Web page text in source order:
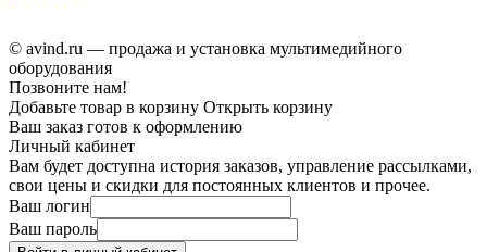
© avind.ru — продажа и установка мультимедийного
оборудования
Позвоните нам!
Добавьте товар в корзину Открыть корзину
Ваш заказ готов к оформлению
Личный кабинет
Вам будет доступна история заказов, управление рассылками,
свои цены и скидки для постоянных клиентов и прочее.
Ваш логин
Ваш пароль